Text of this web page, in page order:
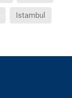
Istambul